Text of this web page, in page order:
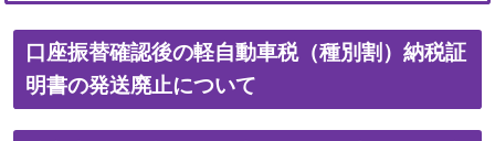
口座振替確認後の軽自動車税（種別割）納税証
明書の発送廃止について